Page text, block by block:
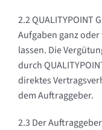
2.2 QUALITYPOINT
Aufgaben ganz
lassen. Die
durch
direktes
dem Auftraggeber.
2.3 Der